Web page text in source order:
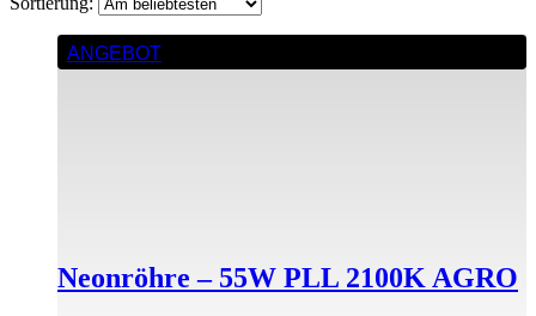
ANGEBOT
Neonröhre – 55W PLL 2100K AGRO